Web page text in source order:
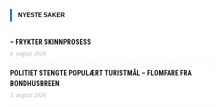
NYESTE SAKER
– FRYKTER SKINNPROSESS
6. august 2026
POLITIET STENGTE POPULÆRT TURISTMÅL – FLOMFARE FRA
BONDHUSBREEN
3. august 2026